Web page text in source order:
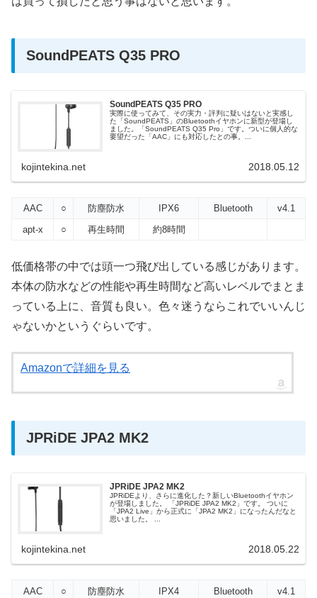
SoundPEATS Q35 PRO
SoundPEATS Q35 PRO
実際に使ってみて、その実力・評判に疑いはないと実感し
た「SoundPEATS」のBluetoothイヤホンに新型が登場し
ました。「SoundPEATS Q35 Pro」です。ついに個人的な
要望だった「AAC」にも対応したとの事。...
kojintekina.net 2018.05.12
AAC ○ 防塵防水 IPX6 Bluetooth
v4.1
apt-x
○ 再生時間 約8時間
低価格帯の中では頭一つ飛び出している感じがあります。
本体の防水などの性能や再生時間など高いレベルでまとま
っている上に、音質も良い。色々迷うならこれでいいんじ
ゃないかというぐらいです。
Amazonで詳細を見る
JPRiDE JPA2 MK2
JPRiDE JPA2 MK2
JPRiDEより、さらに進化した？新しいBluetoothイヤホン
が登場しました。 「JPRiDE JPA2 MK2」です。 ついに
「JPA2 Live」から正式に「JPA2 MK2」になったんだなと
思いました。 ...
kojintekina.net 2018.05.22
AAC ○ 防塵防水 IPX4 Bluetooth v4.1